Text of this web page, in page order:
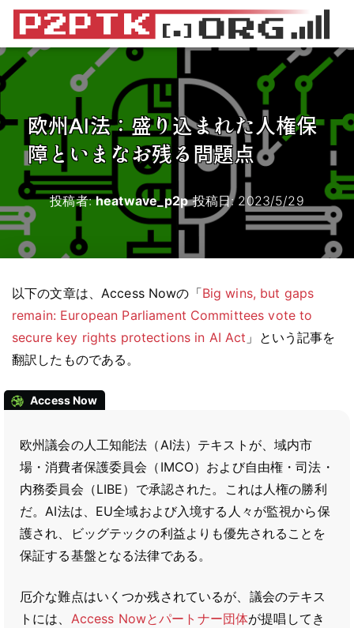
欧州AI法：盛り込まれた人権保
障といまなお残る問題点
投稿者:heatwave_p2p投稿日:2023/5/29
以下の文章は、Access Nowの「Big wins, but gaps
remain: European Parliament Committees vote to
secure key rights protections in AI Act 」という記事を
翻訳したものである。
Access Now
欧州議会の人工知能法（AI法）テキストが、域内市
場・消費者保護委員会（IMCO）および自由権・司法・
内務委員会（LIBE）で承認された。これは人権の勝利
だ。AI法は、EU全域および入境する人々が監視から保
護され、ビッグテックの利益よりも優先されることを
保証する基盤となる法律である。
厄介な難点はいくつか残されているが、議会のテキス
トには、 Access Nowとパートナー団体が提唱してき